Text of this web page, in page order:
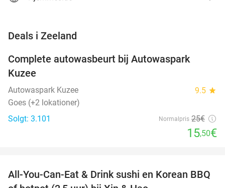
Deals i Zeeland
Complete autowasbeurt bij Autowaspark
Kuzee
Autowaspark Kuzee 9.5 star
Goes (+2 lokationer)
Solgt: 3.101
Normalpris 25€
15,50€
26%
All-You-Can-Eat & Drink sushi en Korean BBQ